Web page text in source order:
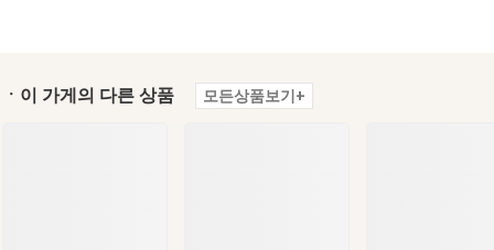
ㆍ이 가게의 다른 상품 모든상품보기+